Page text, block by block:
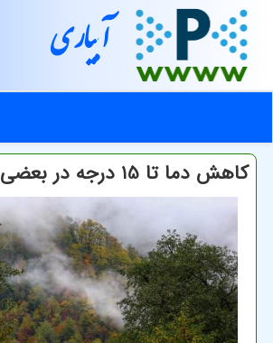
آبیاری
کاهش دما تا 15 درجه در بعضی استانها